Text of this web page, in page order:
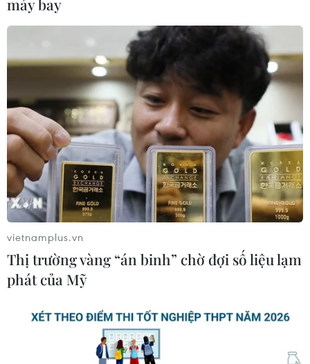
máy bay
vietnamplus.vn
Thị trường vàng “án binh” chờ đợi số liệu lạm
phát của Mỹ